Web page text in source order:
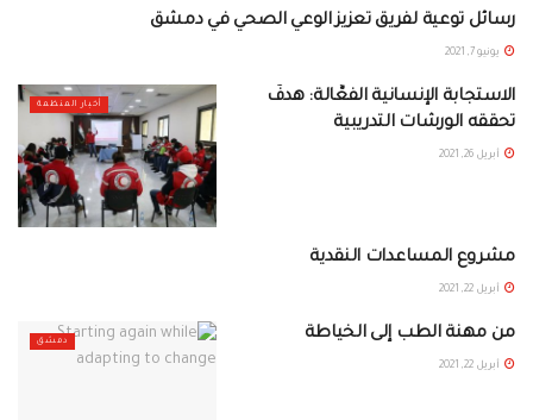
رسائل توعية لفريق تعزيز الوعي الصحي في دمشق
يونيو 7, 2021
أخبار المنظمة
الاستجابة الإنسانية الفعَّالة: هدفٌ
تحققه الورشات التدريبية
أبريل 26, 2021
مشروع المساعدات النقدية
أبريل 22, 2021
دمشق من مهنة الطب إلى الخياطة
أبريل 22, 2021